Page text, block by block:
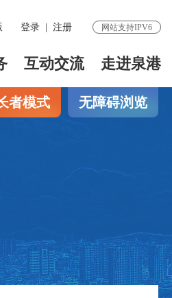
登录 注册 网站支持IPV6
互动交流 走进泉港
者模式 无障碍浏览